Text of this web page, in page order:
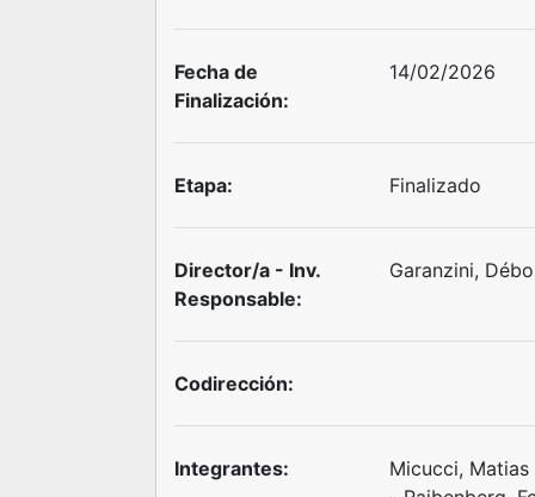
Fecha de
Finalización:
14/02/2026
Etapa: Finalizado
Director/a - Inv.
Responsable:
Garanzini,
Codirección:
Integrantes:
Micucci,